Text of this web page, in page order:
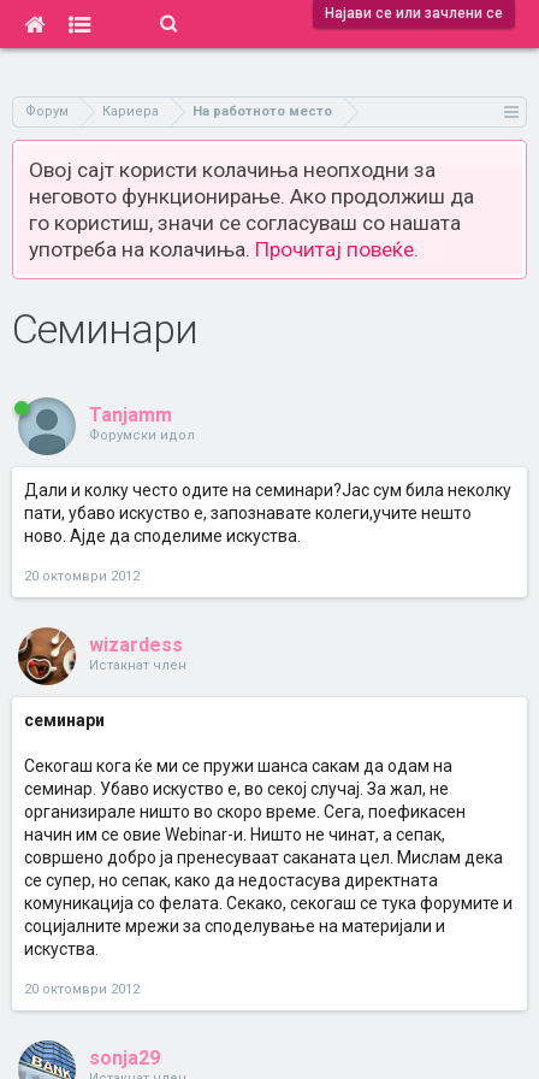
Најави се или зачлени се
Форум Кариера На работното место
Овој сајт користи колачиња неопходни за
неговото функционирање. Ако продолжиш да
го користиш, значи се согласуваш со нашата
употреба на колачиња. Прочитај повеќе.
Семинари
Tanjamm
Форумски идол
Дали и колку често одите на семинари?Јас сум била неколку
пати, убаво искуство е, запознавате колеги,учите нешто
ново. Ајде да споделиме искуства.
20 октомври 2012
wizardess
Истакнат член
семинари
Секогаш кога ќе ми се пружи шанса сакам да одам на
семинар. Убаво искуство е, во секој случај. За жал, не
организирале ништо во скоро време. Сега, поефикасен
начин им се овие Webinar-и. Ништо не чинат, а сепак,
совршено добро ја пренесуваат саканата цел. Мислам дека
се супер, но сепак, како да недостасува директната
комуникација со фелата. Секако, секогаш се тука форумите и
социјалните мрежи за споделување на материјали и
искуства.
20 октомври 2012
sonja29